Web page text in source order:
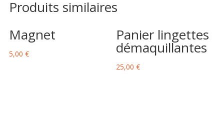
Produits similaires
Magnet
5,00€
Panier lingettes
démaquillantes
25,00€